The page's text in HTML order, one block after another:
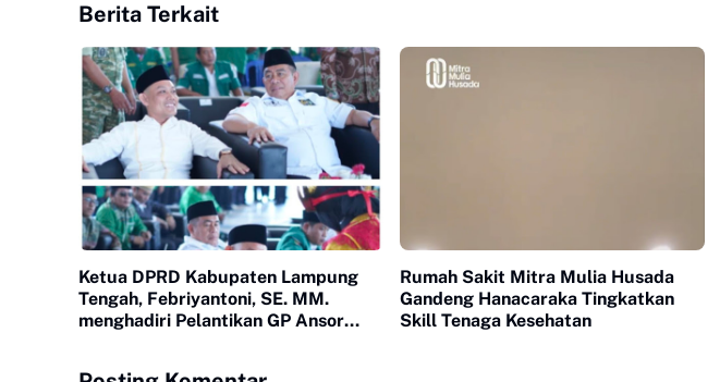
Berita Terkait
Ketua DPRD Kabupaten Lampung
Tengah, Febriyantoni, SE. MM.
menghadiri Pelantikan GP Ansor
Rumah Sakit Mitra Mulia Husada
Gandeng Hanacaraka Tingkatkan
Skill Tenaga Kesehatan